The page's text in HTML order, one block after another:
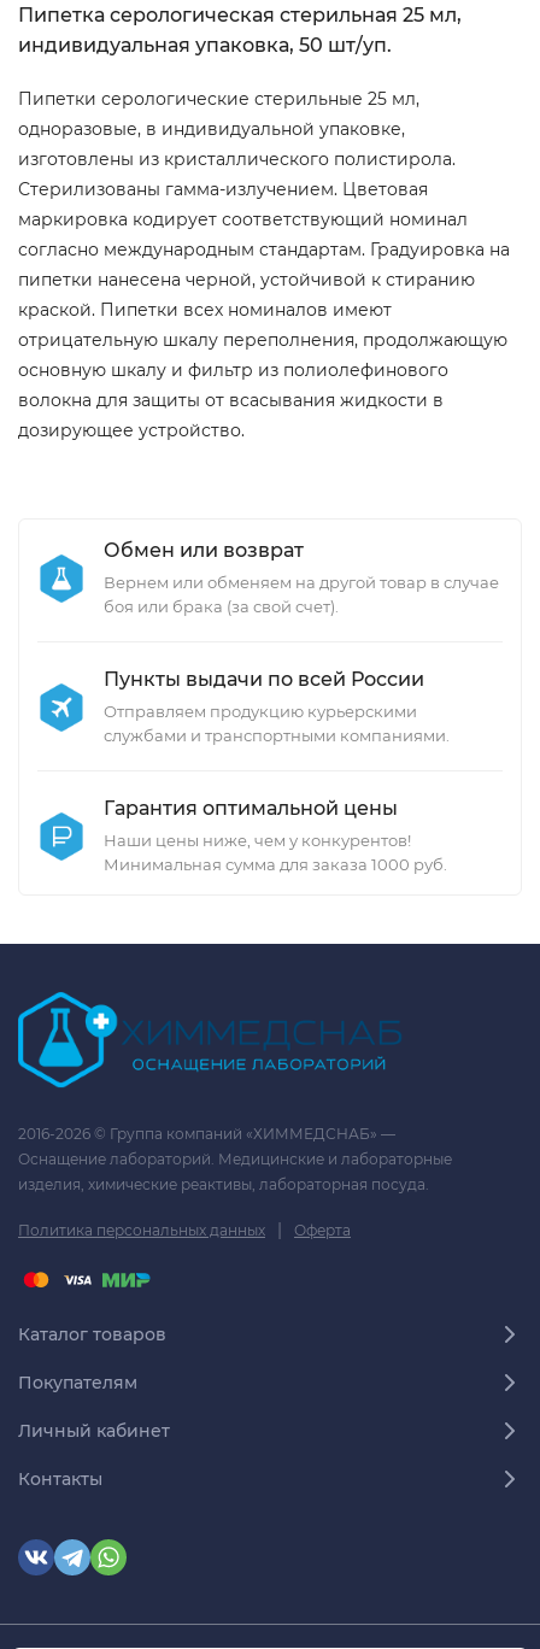
Пипетка серологическая стерильная 25 мл,
индивидуальная упаковка, 50 шт/уп.
Пипетки серологические стерильные 25 мл,
одноразовые, в индивидуальной упаковке,
изготовлены из кристаллического полистирола.
Стерилизованы гамма-излучением. Цветовая
маркировка кодирует соответствующий номинал
согласно международным стандартам. Градуировка на
пипетки нанесена черной, устойчивой к стиранию
краской. Пипетки всех номиналов имеют
отрицательную шкалу переполнения, продолжающую
основную шкалу и фильтр из полиолефинового
волокна для защиты от всасывания жидкости в
дозирующее устройство.
Обмен или возврат
Вернем или обменяем на другой товар в случае
боя или брака (за свой счет).
Пункты выдачи по всей России
Отправляем продукцию курьерскими
службами и транспортными компаниями.
Гарантия оптимальной цены
Наши цены ниже, чем у конкурентов!
Минимальная сумма для заказа 1000 руб.
2016-2026 © Группа компаний «ХИММЕДСНАБ» —
Оснащение лабораторий. Медицинские и лабораторные
изделия, химические реактивы, лабораторная посуда.
Политика персональных данных | Оферта
Каталог товаров
Покупателям
Личный кабинет
Контакты